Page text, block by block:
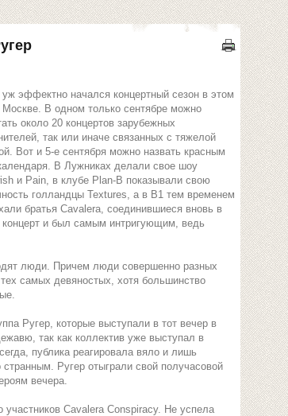
эффектно начался концертный сезон в этом
Москве. В одном только сентябре можно
около 20 концертов зарубежных
так или иначе связанных с тяжелой
Вот и 5-е сентября можно назвать красным
В Лужниках делали свое шоу
и Pain, в клубе Plan-B показывали свою
голландцы Textures, а в B1 тем временем
братья Cavalera, соединившиеся вновь в
концерт и был самым интригующим, ведь
люди. Причем люди совершенно разных
самых девяностых, хотя большинство
Ругер, которые выступали в тот вечер в
так как коллектив уже выступал в
публика реагировала вяло и лишь
Ругер отыграли свой получасовой
вечера.
Cavalera Conspiracy. Не успела